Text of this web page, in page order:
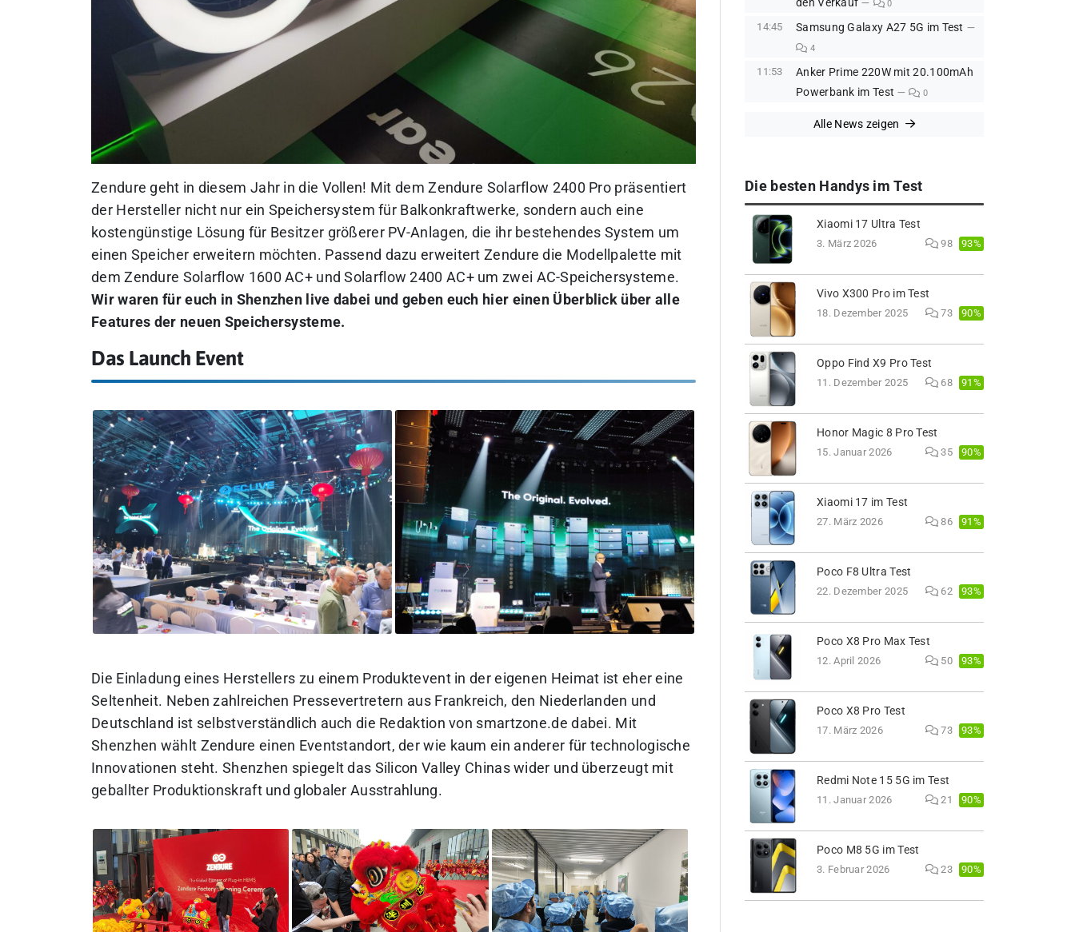
Zendure geht in diesem Jahr in die Vollen! Mit dem Zendure Solarflow 2400 Pro präsentiert
der Hersteller nicht nur ein Speichersystem für Balkonkraftwerke, sondern auch eine
kostengünstige Lösung für Besitzer größerer PV-Anlagen, die ihr bestehendes System um
einen Speicher erweitern möchten. Passend dazu erweitert Zendure die Modellpalette mit
dem Zendure Solarflow 1600 AC+ und Solarflow 2400 AC+ um zwei AC-Speichersysteme.
Wir waren für euch in Shenzhen live dabei und geben euch hier einen Überblick über alle
Features der neuen Speichersysteme.
Das Launch Event
Die Einladung eines Herstellers zu einem Produktevent in der eigenen Heimat ist eher eine
Seltenheit. Neben zahlreichen Pressevertretern aus Frankreich, den Niederlanden und
Deutschland ist selbstverständlich auch die Redaktion von smartzone.de dabei. Mit
Shenzhen wählt Zendure einen Eventstandort, der wie kaum ein anderer für technologische
Innovationen steht. Shenzhen spiegelt das Silicon Valley Chinas wider und überzeugt mit
geballter Produktionskraft und globaler Ausstrahlung.
den Verkauf
0
14:45 Samsung Galaxy A27 5G im Test
4
11:53
Anker Prime 220W mit 20.100mAh
Powerbank im Test
0
Alle News zeigen
Die besten Handys im Test
Xiaomi 17 Ultra Test
3. März 2026 98 93%
Vivo X300 Pro im Test
18. Dezember 2025 73 90%
Oppo Find X9 Pro Test
11. Dezember 2025 68 91%
Honor Magic 8 Pro Test
15. Januar 2026 35 90%
Xiaomi 17 im Test
27. März 2026 86 91%
Poco F8 Ultra Test
22. Dezember 2025 62 93%
Poco X8 Pro Max Test
12. April 2026 50 93%
Poco X8 Pro Test
17. März 2026 73 93%
Redmi Note 15 5G im Test
11. Januar 2026 21 90%
Poco M8 5G im Test
3. Februar 2026 23 90%